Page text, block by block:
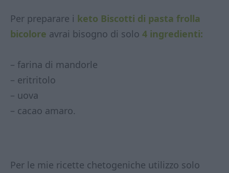
Per preparare i keto Biscotti di pasta frolla
bicolore avrai bisogno di solo 4 ingredienti:
– farina di mandorle
– eritritolo
– uova
– cacao amaro.
Per le mie ricette chetogeniche utilizzo solo